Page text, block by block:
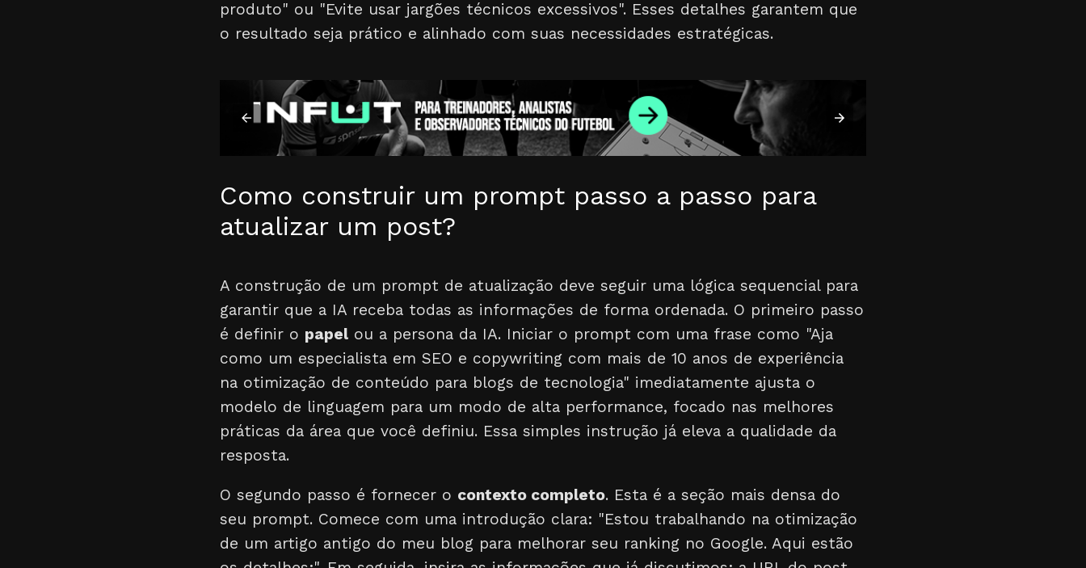
produto" ou "Evite usar jargões técnicos excessivos". Esses detalhes garantem que
o resultado seja prático e alinhado com suas necessidades estratégicas.
Como construir um prompt passo a passo para
atualizar um post?
A construção de um prompt de atualização deve seguir uma lógica sequencial para
garantir que a IA receba todas as informações de forma ordenada. O primeiro passo
é definir o papel ou a persona da IA. Iniciar o prompt com uma frase como "Aja
como um especialista em SEO e copywriting com mais de 10 anos de experiência
na otimização de conteúdo para blogs de tecnologia" imediatamente ajusta o
modelo de linguagem para um modo de alta performance, focado nas melhores
práticas da área que você definiu. Essa simples instrução já eleva a qualidade da
resposta.
O segundo passo é fornecer o contexto completo. Esta é a seção mais densa do
seu prompt. Comece com uma introdução clara: "Estou trabalhando na otimização
de um artigo antigo do meu blog para melhorar seu ranking no Google. Aqui estão